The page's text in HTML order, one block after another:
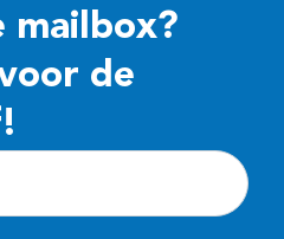
mailbox?
de